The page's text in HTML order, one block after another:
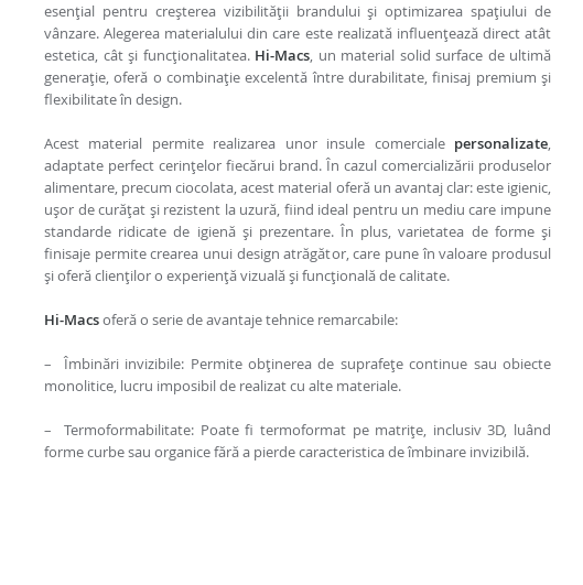
esențial pentru creșterea vizibilității brandului și optimizarea spațiului de
vânzare. Alegerea materialului din care este realizată influențează direct atât
estetica, cât și funcționalitatea. Hi-Macs, un material solid surface de ultimă
generație, oferă o combinație excelentă între durabilitate, finisaj premium și
flexibilitate în design.
Acest material permite realizarea unor insule comerciale personalizate,
adaptate perfect cerințelor fiecărui brand. În cazul comercializării produselor
alimentare, precum ciocolata, acest material oferă un avantaj clar: este igienic,
ușor de curățat și rezistent la uzură, fiind ideal pentru un mediu care impune
standarde ridicate de igienă și prezentare. În plus, varietatea de forme și
finisaje permite crearea unui design atrăgător, care pune în valoare produsul
și oferă clienților o experiență vizuală și funcțională de calitate.
Hi-Macsoferă o serie de avantaje tehnice remarcabile:
– Îmbinări invizibile: Permite obținerea de suprafețe continue sau obiecte
monolitice, lucru imposibil de realizat cu alte materiale.
– Termoformabilitate: Poate fi termoformat pe matrițe, inclusiv 3D, luând
forme curbe sau organice fără a pierde caracteristica de îmbinare invizibilă.